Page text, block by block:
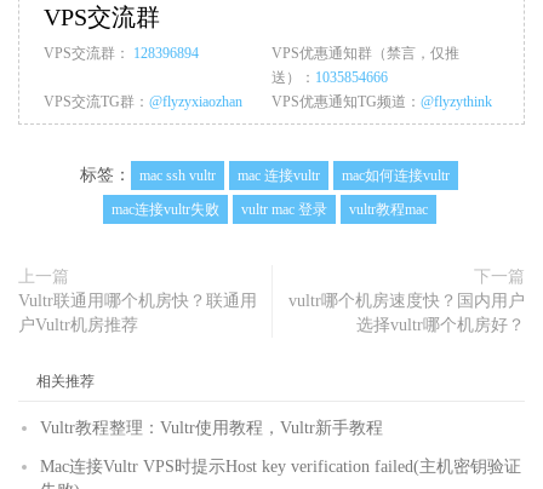
VPS交流群
VPS交流群： 128396894
VPS优惠通知群（禁言，仅推
送）： 1035854666
VPS交流TG群： @flyzyxiaozhan VPS优惠通知TG频道： @flyzythink
标签： mac ssh vultr mac 连接vultr
mac如何连接vultr
mac连接vultr失败
vultr mac 登录 vultr教程mac
上一篇
Vultr联通用哪个机房快？联通用
户Vultr机房推荐
下一篇
vultr哪个机房速度快？国内用户
选择vultr哪个机房好？
相关推荐
Vultr教程整理：Vultr使用教程，Vultr新手教程
Mac连接Vultr VPS时提示Host key verification failed(主机密钥验证